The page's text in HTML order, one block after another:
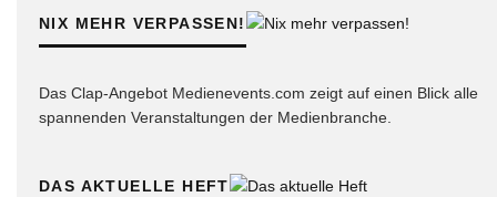
NIX MEHR VERPASSEN!
Das Clap-Angebot Medienevents.com zeigt auf einen Blick alle
spannenden Veranstaltungen der Medienbranche.
DAS AKTUELLE HEFT